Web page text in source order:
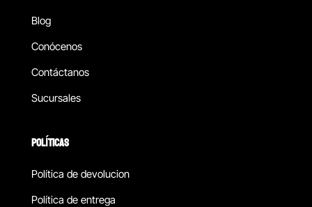
Blog
Conócenos
Contáctanos
Sucursales
POLÍTICAS
Política de devolucion
Política de entrega